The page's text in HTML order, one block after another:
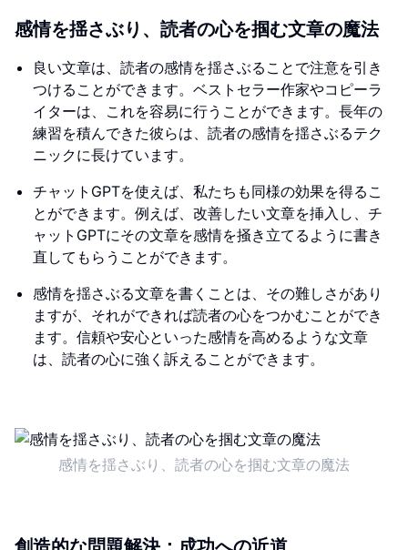
感情を揺さぶり、読者の心を掴む文章の魔法
良い文章は、読者の感情を揺さぶることで注意を引き
つけることができます。ベストセラー作家やコピーラ
イターは、これを容易に行うことができます。長年の
練習を積んできた彼らは、読者の感情を揺さぶるテク
ニックに長けています。
チャットGPTを使えば、私たちも同様の効果を得るこ
とができます。例えば、改善したい文章を挿入し、チ
ャットGPTにその文章を感情を掻き立てるように書き
直してもらうことができます。
感情を揺さぶる文章を書くことは、その難しさがあり
ますが、それができれば読者の心をつかむことができ
ます。信頼や安心といった感情を高めるような文章
は、読者の心に強く訴えることができます。
感情を揺さぶり、読者の心を掴む文章の魔法